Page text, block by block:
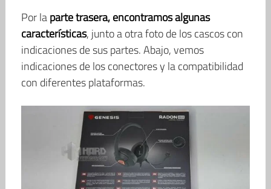
Por laparte trasera, encontramos algunas
características, junto a otra foto de los cascos con
indicaciones de sus partes. Abajo, vemos
indicaciones de los conectores y la compatibilidad
con diferentes plataformas.